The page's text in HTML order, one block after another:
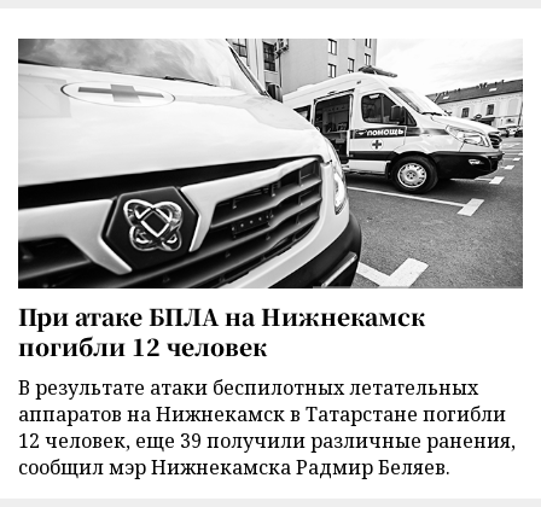
При атаке БПЛА на Нижнекамск
погибли 12 человек
В результате атаки беспилотных летательных
аппаратов на Нижнекамск в Татарстане погибли
12 человек, еще 39 получили различные ранения,
сообщил мэр Нижнекамска Радмир Беляев.